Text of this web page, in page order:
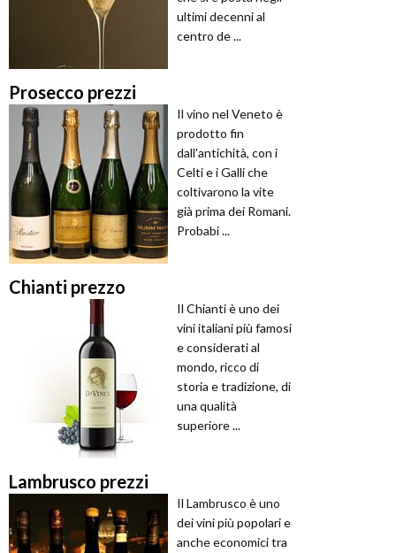
ultimi decenni al
centro de ...
Prosecco prezzi
Il vino nel Veneto è
prodotto fin
dall'antichità, con i
Celti e i Galli che
coltivarono la vite
già prima dei Romani.
Probabi ...
Chianti prezzo
Il Chianti è uno dei
vini italiani più famosi
e considerati al
mondo, ricco di
storia e tradizione, di
una qualità
superiore ...
Lambrusco prezzi
Il Lambrusco è uno
dei vini più popolari e
anche economici tra